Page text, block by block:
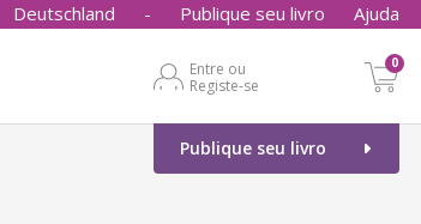
Deutschland - Publique seu livro Ajuda
Entre ou
Registe-se
0
Publique seu livro